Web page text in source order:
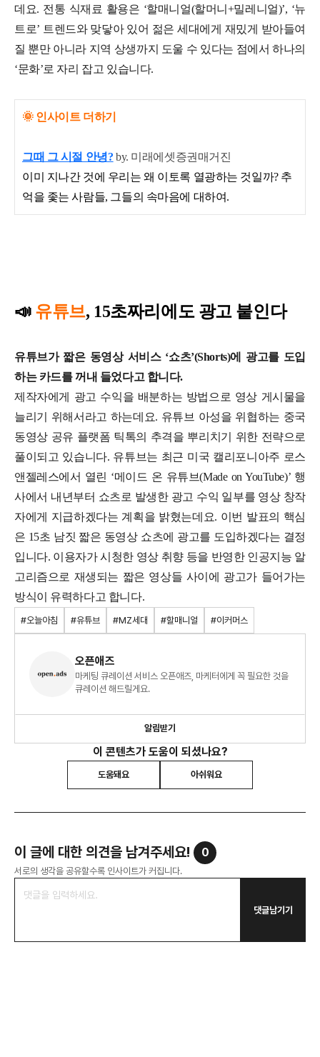
데요. 전통 식재료 활용은 ‘할매니얼(할머니+밀레니얼)’, ‘뉴
트로’ 트렌드와 맞닿아 있어 젊은 세대에게 재밌게 받아들여
질 뿐만 아니라 지역 상생까지 도울 수 있다는 점에서 하나의
‘문화’로 자리 잡고 있습니다.
🌞 인사이트 더하기
그때 그 시절 안녕? by. 미래에셋증권매거진
이미 지나간 것에 우리는 왜 이토록 열광하는 것일까? 추
억을 좇는 사람들, 그들의 속마음에 대하여.
📣 유튜브, 15초짜리에도 광고 붙인다
유튜브가 짧은 동영상 서비스 ‘쇼츠’(Shorts)에 광고를 도입
하는 카드를 꺼내 들었다고 합니다.
제작자에게 광고 수익을 배분하는 방법으로 영상 게시물을
늘리기 위해서라고 하는데요. 유튜브 아성을 위협하는 중국
동영상 공유 플랫폼 틱톡의 추격을 뿌리치기 위한 전략으로
풀이되고 있습니다. 유튜브는 최근 미국 캘리포니아주 로스
앤젤레스에서 열린 ‘메이드 온 유튜브(Made on YouTube)’ 행
사에서 내년부터 쇼츠로 발생한 광고 수익 일부를 영상 창작
자에게 지급하겠다는 계획을 밝혔는데요. 이번 발표의 핵심
은 15초 남짓 짧은 동영상 쇼츠에 광고를 도입하겠다는 결정
입니다. 이용자가 시청한 영상 취향 등을 반영한 인공지능 알
고리즘으로 재생되는 짧은 영상들 사이에 광고가 들어가는
방식이 유력하다고 합니다.
#오늘아침 #유튜브 #MZ세대 #할매니얼 #이커머스
오픈애즈
마케팅 큐레이션 서비스 오픈애즈, 마케터에게 꼭 필요한 것을
큐레이션 해드릴게요.
알림받기
이 콘텐츠가 도움이 되셨나요?
도움돼요 아쉬워요
이 글에 대한 의견을 남겨주세요! 0
서로의 생각을 공유할수록 인사이트가 커집니다.
댓글남기기